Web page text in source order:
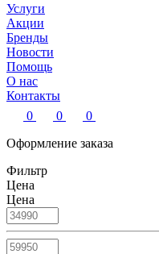
Услуги
Акции
Бренды
Новости
Помощь
О нас
Контакты
0
0
0
Оформление заказа
Фильтр
Цена
Цена